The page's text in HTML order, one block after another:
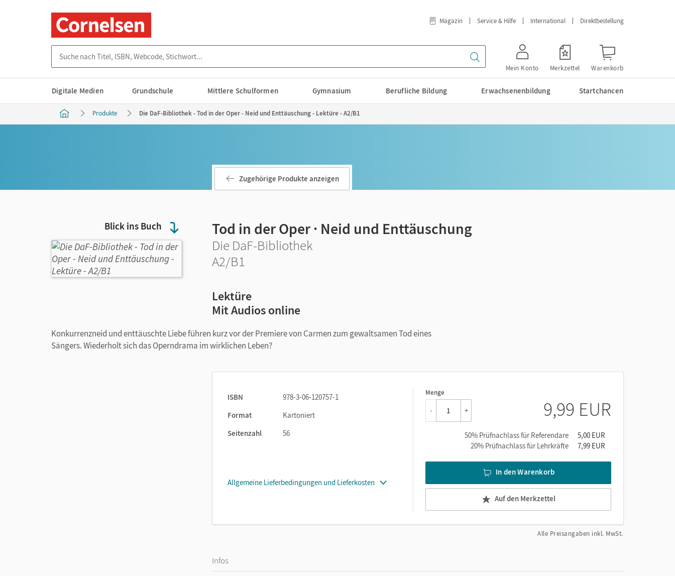
Magazin Service & Hilfe International Direktbestellung
Mein Konto Merkzettel Warenkorb
Digitale Medien Grundschule Mittlere Schulformen Gymnasium Berufliche Bildung Erwachsenenbildung Startchancen
Produkte Die DaF-Bibliothek - Tod in der Oper - Neid und Enttäuschung - Lektüre - A2/B1
Blick ins Buch
Zugehörige Produkte anzeigen
Tod in der Oper · Neid und Enttäuschung
Die DaF-Bibliothek
A2/B1
Lektüre
Mit Audios online
Konkurrenzneid und enttäuschte Liebe führen kurz vor der Premiere von Carmen zum gewaltsamen Tod eines
Sängers. Wiederholt sich das Operndrama im wirklichen Leben?
ISBN
978-3-06-120757-1
Format
Kartoniert
Seitenzahl
56
Allgemeine Lieferbedingungen und Lieferkosten
Menge
1
- + 9,99 EUR
50% Prüfnachlass für Referendare
5,00 EUR
20% Prüfnachlass für Lehrkräfte
7,99 EUR
In den Warenkorb
Auf den Merkzettel
Alle Preisangaben inkl. MwSt.
Infos